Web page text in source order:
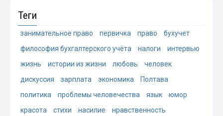
Теги
занимательное право первичка право
бухучет
философия бухгалтерского учёта
налоги
интервью
жизнь
истории из жизни любовь
человек
дискуссия
зарплата экономика
Полтава
политика
проблемы человечества язык
юмор
красота
стихи насилие
нравственность